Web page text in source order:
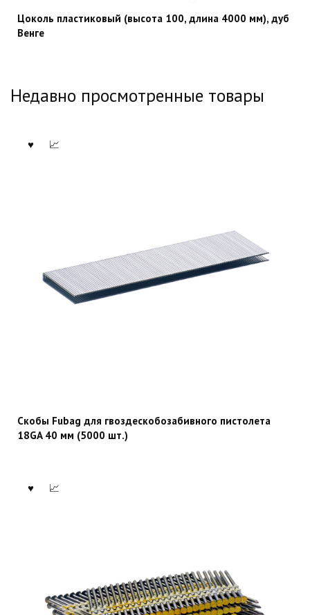
Цоколь пластиковый (высота 100, длина 4000 мм), дуб
Венге
Недавно просмотренные товары
Скобы Fubag для гвоздескобозабивного пистолета
18GA 40 мм (5000 шт.)